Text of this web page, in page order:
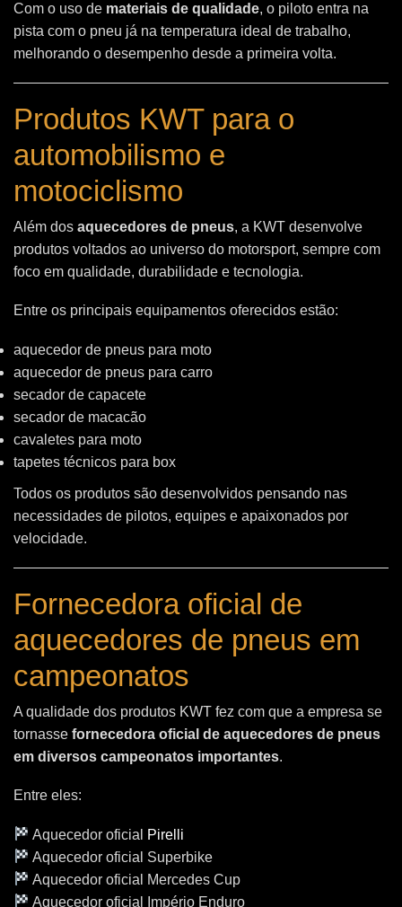
Com o uso de materiais de qualidade, o piloto entra na
pista com o pneu já na temperatura ideal de trabalho,
melhorando o desempenho desde a primeira volta.
Produtos KWT para o
automobilismo e
motociclismo
Além dos aquecedores de pneus, a KWT desenvolve
produtos voltados ao universo do motorsport, sempre com
foco em qualidade, durabilidade e tecnologia.
Entre os principais equipamentos oferecidos estão:
aquecedor de pneus para moto
aquecedor de pneus para carro
secador de capacete
secador de macacão
cavaletes para moto
tapetes técnicos para box
Todos os produtos são desenvolvidos pensando nas
necessidades de pilotos, equipes e apaixonados por
velocidade.
Fornecedora oficial de
aquecedores de pneus em
campeonatos
A qualidade dos produtos KWT fez com que a empresa se
tornasse fornecedora oficial de aquecedores de pneus
em diversos campeonatos importantes.
Entre eles:
Aquecedor oficial
Pirelli
Aquecedor oficial Superbike
Aquecedor oficial Mercedes Cup
Aquecedor oficial Império Enduro